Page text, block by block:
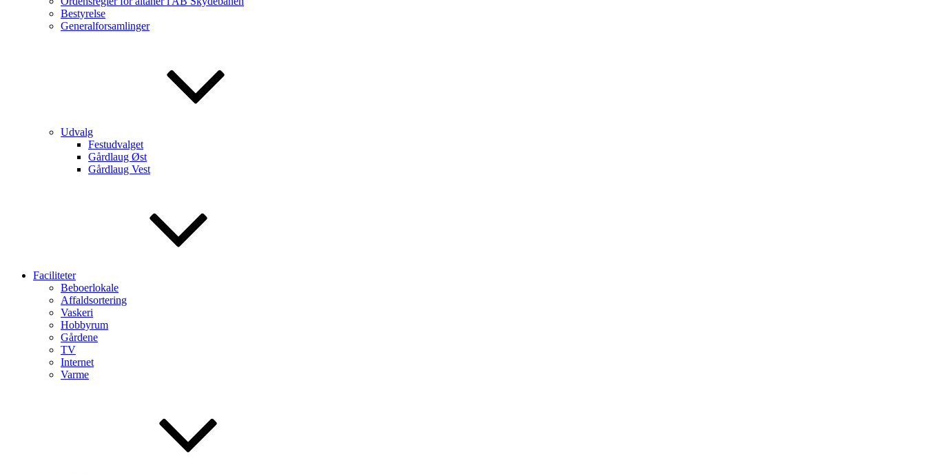
Bestyrelse
Generalforsamlinger
Udvalg
Festudvalget
Gårdlaug Øst
Gårdlaug Vest
Faciliteter
Beboerlokale
Affaldsortering
Vaskeri
Hobbyrum
Gårdene
TV
Internet
Varme